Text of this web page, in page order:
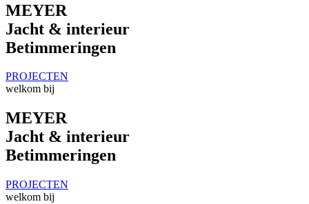
MEYER
Jacht & interieur
Betimmeringen
PROJECTEN
welkom bij
MEYER
Jacht & interieur
Betimmeringen
PROJECTEN
welkom bij